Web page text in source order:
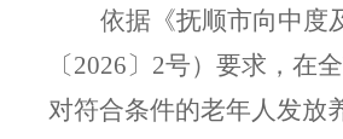
依据《抚顺市向中度
〔2026〕2号） 要求，在
对符合条件的老年人发放